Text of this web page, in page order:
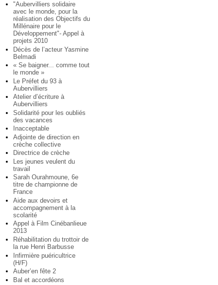
"Aubervilliers solidaire
avec le monde, pour la
réalisation des Objectifs du
Millénaire pour le
Développement"- Appel à
projets 2010
Décès de l’acteur Yasmine
Belmadi
« Se baigner... comme tout
le monde »
Le Préfet du 93 à
Aubervilliers
Atelier d’écriture à
Aubervilliers
Solidarité pour les oubliés
des vacances
Inacceptable
Adjointe de direction en
crèche collective
Directrice de crèche
Les jeunes veulent du
travail
Sarah Ourahmoune, 6e
titre de championne de
France
Aide aux devoirs et
accompagnement à la
scolarité
Appel à Film Cinébanlieue
2013
Réhabilitation du trottoir de
la rue Henri Barbusse
Infirmière puéricultrice
(H/F)
Auber’en fête 2
Bal et accordéons